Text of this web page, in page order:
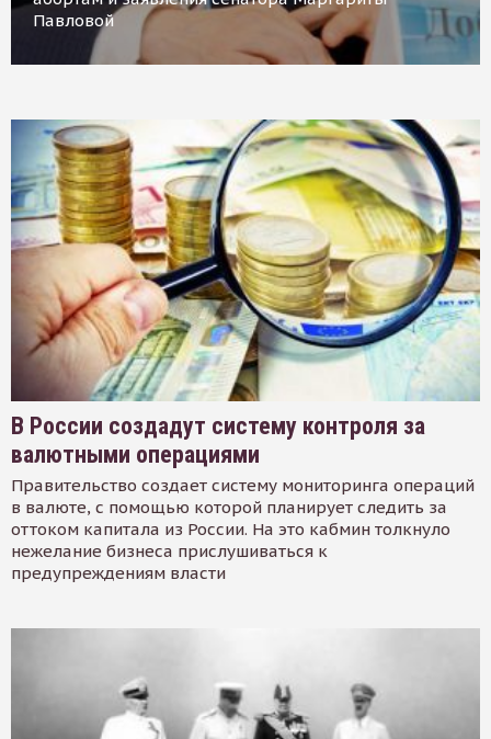
Павловой
В России создадут систему контроля за
валютными операциями
Правительство создает систему мониторинга операций
в валюте, с помощью которой планирует следить за
оттоком капитала из России. На это кабмин толкнуло
нежелание бизнеса прислушиваться к
предупреждениям власти